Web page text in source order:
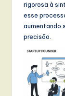
rigorosa à
esse
aumentando
precisão.